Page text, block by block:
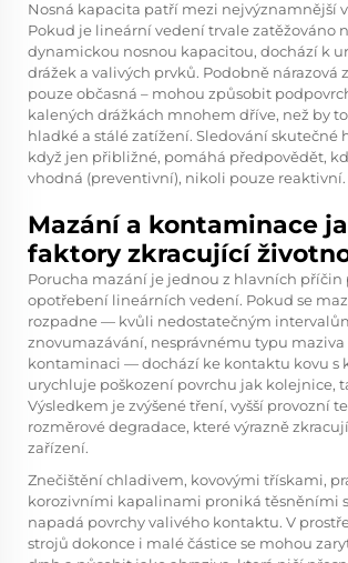
Nosná kapacita patří mezi nejvýznamnější
Pokud je lineární vedení trvale zatěžováno
dynamickou nosnou kapacitou, dochází k
drážek a valivých prvků. Podobně nárazová
pouze občasná – mohou způsobit
kalených drážkách mnohem dříve, než by
hladké a stálé zatížení. Sledování skutečné
když jen přibližné, pomáhá předpovědět,
vhodná (preventivní), nikoli pouze reaktivní.
Mazání a kontaminace
faktory zkracující
Porucha mazání je jednou z hlavních příčin
opotřebení lineárních vedení. Pokud se
rozpadne — kvůli nedostatečným
znovumazávání, nesprávnému typu maziva
kontaminaci — dochází ke kontaktu kovu s
urychluje poškození povrchu jak kolejnice,
Výsledkem je zvýšené tření, vyšší provozní
rozměrové degradace, které výrazně
zařízení.
Znečištění chladivem, kovovými třískami,
korozivními kapalinami proniká těsněními
napadá povrchy valivého kontaktu. V
strojů dokonce i malé částice se mohou